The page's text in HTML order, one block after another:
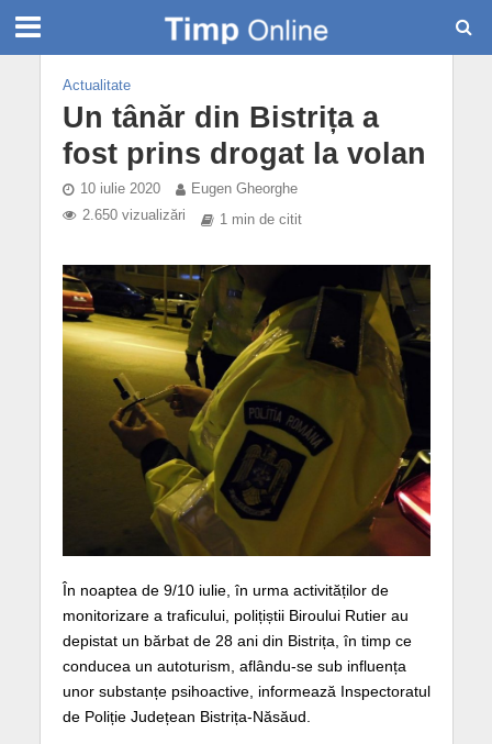
Actualitate
Un tânăr din Bistrița a
fost prins drogat la volan
10 iulie 2020
Eugen Gheorghe
2.650 vizualizări
1 min de citit
În noaptea de 9/10 iulie, în urma activităților de
monitorizare a traficului, polițiștii Biroului Rutier au
depistat un bărbat de 28 ani din Bistrița, în timp ce
conducea un autoturism, aflându-se sub influența
unor substanțe psihoactive, informează Inspectoratul
de Poliție Județean Bistrița-Năsăud.